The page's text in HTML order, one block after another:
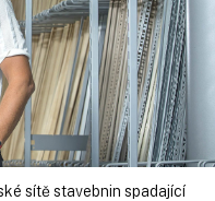
sítě stavebnin spadající